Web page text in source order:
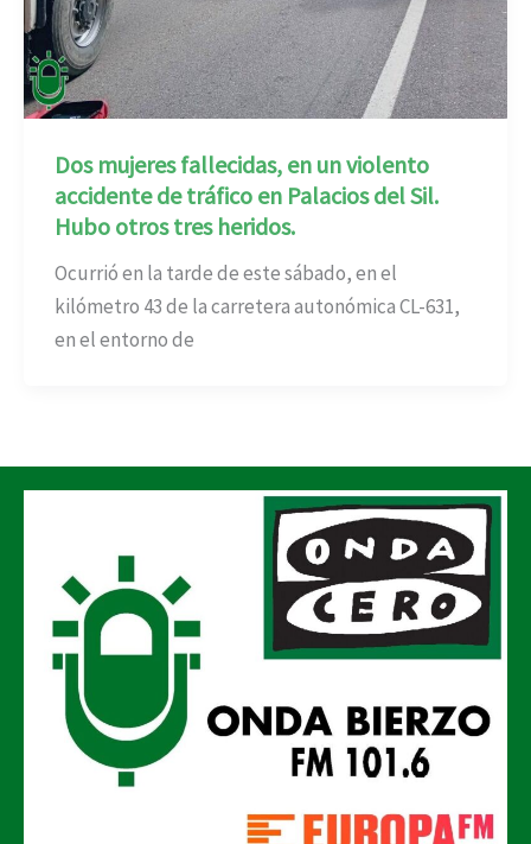
Dos mujeres fallecidas, en un violento
accidente de tráfico en Palacios del Sil.
Hubo otros tres heridos.
Ocurrió en la tarde de este sábado, en el
kilómetro 43 de la carretera autonómica CL-631,
en el entorno de